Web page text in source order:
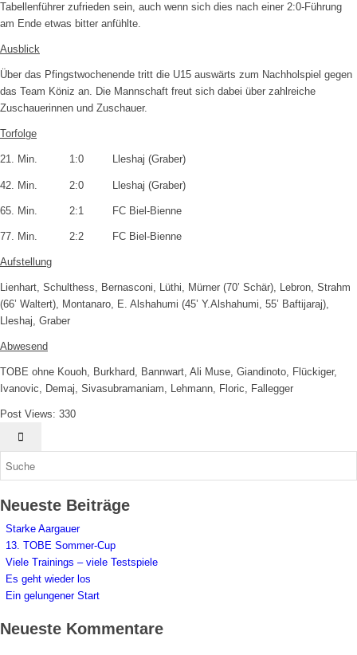
Tabellenführer zufrieden sein, auch wenn sich dies nach einer 2:0-Führung
am Ende etwas bitter anfühlte.
Ausblick
Über das Pfingstwochenende tritt die U15 auswärts zum Nachholspiel gegen
das Team Köniz an. Die Mannschaft freut sich dabei über zahlreiche
Zuschauerinnen und Zuschauer.
Torfolge
21. Min. 1:0 Lleshaj (Graber)
42. Min. 2:0 Lleshaj (Graber)
65. Min. 2:1 FC Biel-Bienne
77. Min. 2:2 FC Biel-Bienne
Aufstellung
Lienhart, Schulthess, Bernasconi, Lüthi, Mürner (70’ Schär), Lebron, Strahm
(66’ Waltert), Montanaro, E. Alshahumi (45’ Y.Alshahumi, 55’ Baftijaraj),
Lleshaj, Graber
Abwesend
TOBE ohne Kouoh, Burkhard, Bannwart, Ali Muse, Giandinoto, Flückiger,
Ivanovic, Demaj, Sivasubramaniam, Lehmann, Floric, Fallegger
Post Views: 330
Neueste Beiträge
Starke Aargauer
13. TOBE Sommer-Cup
Viele Trainings – viele Testspiele
Es geht wieder los
Ein gelungener Start
Neueste Kommentare